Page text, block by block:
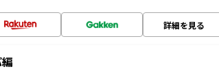
詳細を見る